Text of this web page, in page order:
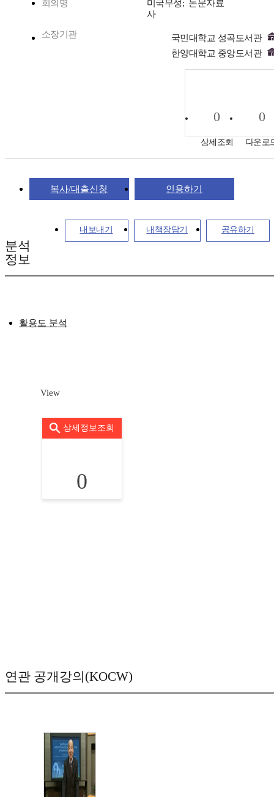
회의명
미국무성; 논문자료
사
소장기관
국민대학교 성곡도서관
한양대학교 중앙도서관
0
상세조회
0
다운로
복사/대출신청 인용하기
내보내기 내책장담기 공유하기
분석
정보
활용도 분석
View
상세정보조회
0
연관 공개강의(KOCW)